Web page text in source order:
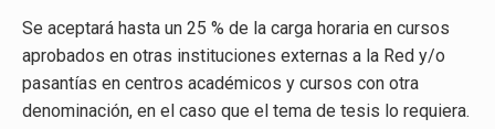
Se aceptará hasta un 25 % de la carga horaria en cursos
aprobados en otras instituciones externas a la Red y/o
pasantías en centros académicos y cursos con otra
denominación, en el caso que el tema de tesis lo requiera.